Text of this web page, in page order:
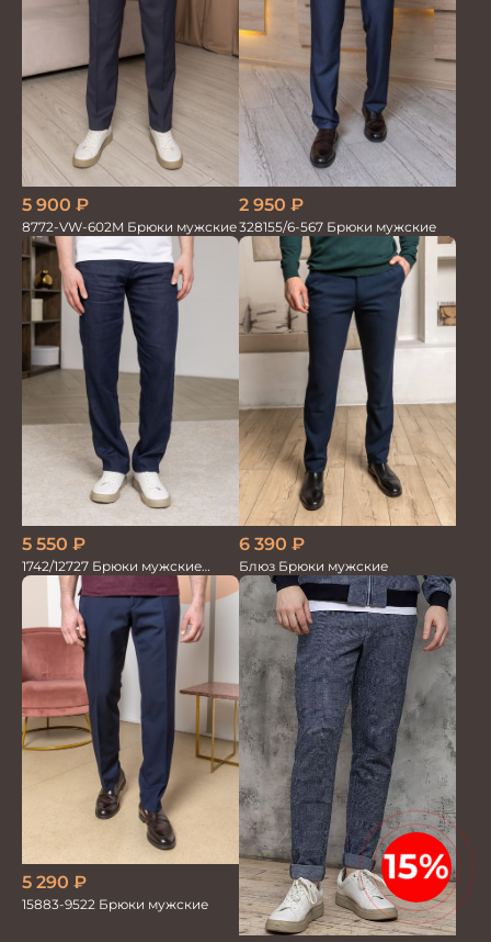
5 900 ₽
8772-VW-602M Брюки мужские
2 950 ₽
328155/6-567 Брюки мужские
5 550 ₽
1742/12727 Брюки мужские
100%лён т.син
6 390 ₽
Блюз Брюки мужские
5 290 ₽
15883-9522 Брюки мужские
15%